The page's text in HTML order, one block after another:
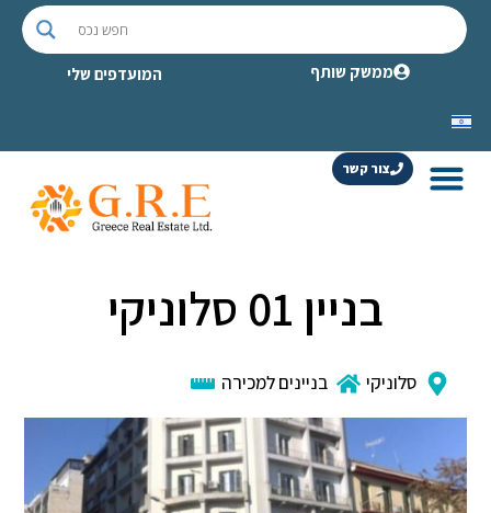
ממשק שותף המועדפים שלי
צור קשר
בניין 01 סלוניקי
סלוניקי בניינים למכירה